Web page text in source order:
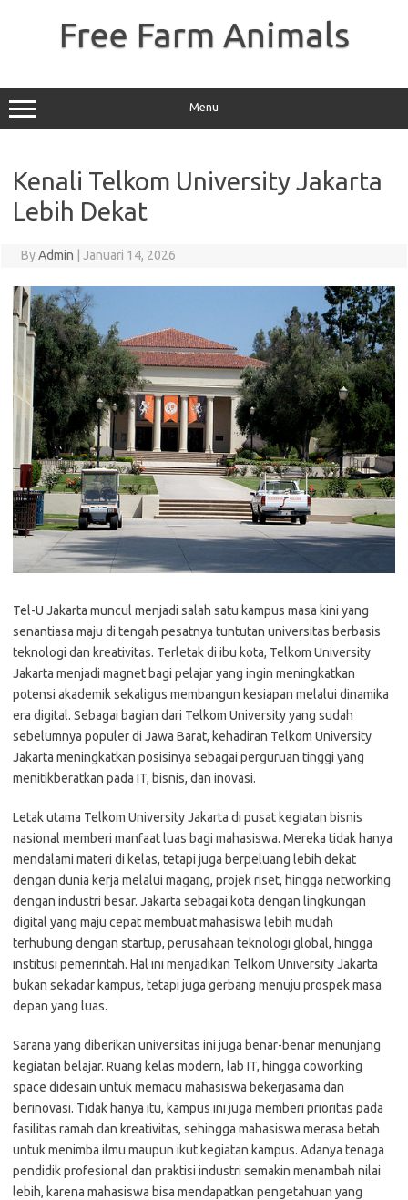
Free Farm Animals
Menu
Kenali Telkom University Jakarta
Lebih Dekat
ByAdmin Januari 14, 2026
Tel-U Jakarta muncul menjadi salah satu kampus masa kini yang
senantiasa maju di tengah pesatnya tuntutan universitas berbasis
teknologi dan kreativitas. Terletak di ibu kota, Telkom University
Jakarta menjadi magnet bagi pelajar yang ingin meningkatkan
potensi akademik sekaligus membangun kesiapan melalui dinamika
era digital. Sebagai bagian dari Telkom University yang sudah
sebelumnya populer di Jawa Barat, kehadiran Telkom University
Jakarta meningkatkan posisinya sebagai perguruan tinggi yang
menitikberatkan pada IT, bisnis, dan inovasi.
Letak utama Telkom University Jakarta di pusat kegiatan bisnis
nasional memberi manfaat luas bagi mahasiswa. Mereka tidak hanya
mendalami materi di kelas, tetapi juga berpeluang lebih dekat
dengan dunia kerja melalui magang, projek riset, hingga networking
dengan industri besar. Jakarta sebagai kota dengan lingkungan
digital yang maju cepat membuat mahasiswa lebih mudah
terhubung dengan startup, perusahaan teknologi global, hingga
institusi pemerintah. Hal ini menjadikan Telkom University Jakarta
bukan sekadar kampus, tetapi juga gerbang menuju prospek masa
depan yang luas.
Sarana yang diberikan universitas ini juga benar-benar menunjang
kegiatan belajar. Ruang kelas modern, lab IT, hingga coworking
space didesain untuk memacu mahasiswa bekerjasama dan
berinovasi. Tidak hanya itu, kampus ini juga memberi prioritas pada
fasilitas ramah dan kreativitas, sehingga mahasiswa merasa betah
untuk menimba ilmu maupun ikut kegiatan kampus. Adanya tenaga
pendidik profesional dan praktisi industri semakin menambah nilai
lebih, karena mahasiswa bisa mendapatkan pengetahuan yang